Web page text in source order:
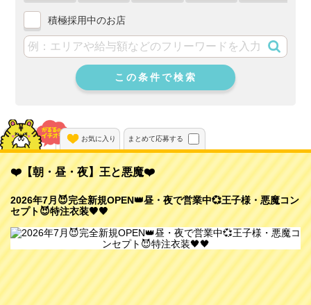
積極採用中のお店
この条件で検索
動画あり お気に入り まとめて応募する
❤️【朝・昼・夜】王と悪魔❤️
2026年7月😈完全新規OPEN👑昼・夜で営業中💞王子様・悪魔コン
セプト😈特注衣装🖤🖤